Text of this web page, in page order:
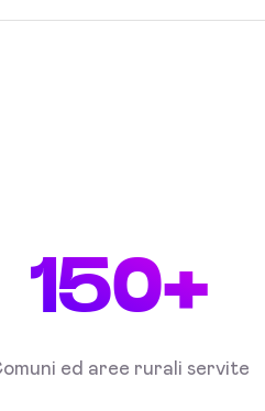
150+
ed aree rurali servite